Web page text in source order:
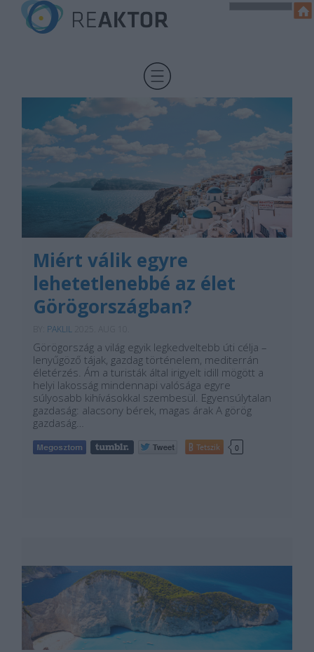
Miért válik egyre
lehetetlenebbé az élet
Görögországban?
PAKLIL
Görögország a világ egyik legkedveltebb úti célja –
lenyűgöző tájak, gazdag történelem, mediterrán
életérzés. Ám a turisták által irigyelt idill mögött a
helyi lakosság mindennapi valósága egyre
súlyosabb kihívásokkal szembesül. Egyensúlytalan
gazdaság: alacsony bérek, magas árak A görög
gazdaság…
Tetszik 0